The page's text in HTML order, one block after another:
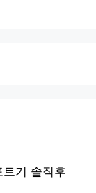
기 솔직후